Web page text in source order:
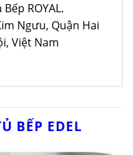
ROYAL.
Ngưu, Quận Hai
Việt Nam
BẾP EDEL